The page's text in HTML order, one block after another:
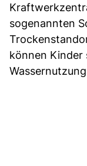
sogenannten
können Kinder